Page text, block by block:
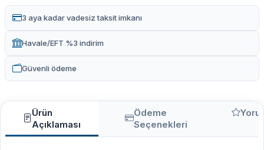
3 aya kadar vadesiz taksit imkanı
Havale/EFT %3 indirim
Güvenli ödeme
Ürün
Açıklaması
Ödeme
Seçenekleri